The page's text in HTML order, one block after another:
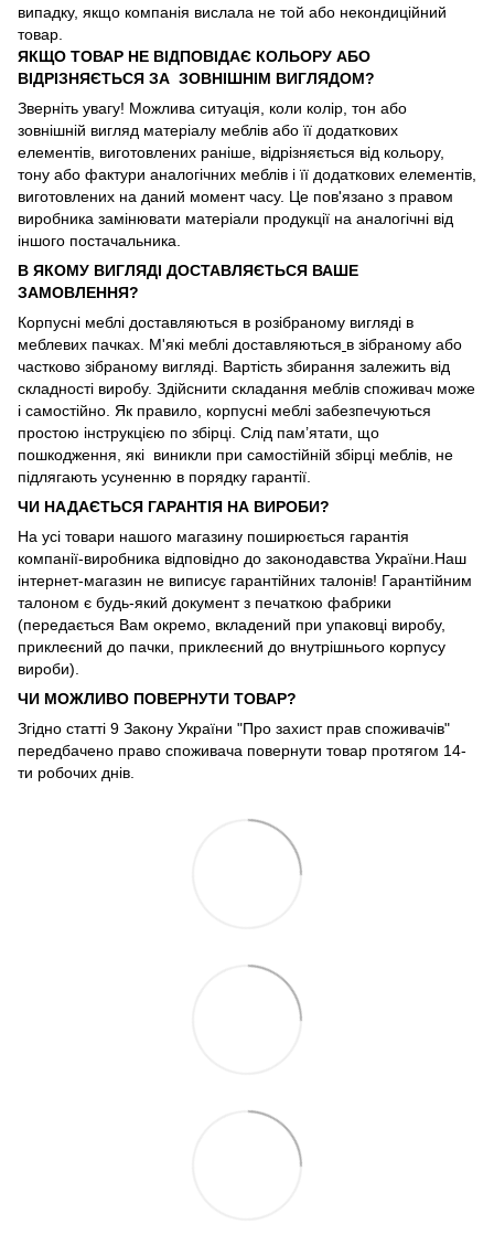
випадку, якщо компанія вислала не той або некондиційний
товар.
ЯКЩО ТОВАР НЕ ВІДПОВІДАЄ КОЛЬОРУ АБО
ВІДРІЗНЯЄТЬСЯ ЗА ЗОВНІШНІМ ВИГЛЯДОМ?
Зверніть увагу! Можлива ситуація, коли колір, тон або
зовнішній вигляд матеріалу меблів або її додаткових
елементів, виготовлених раніше, відрізняється від кольору,
тону або фактури аналогічних меблів і її додаткових елементів,
виготовлених на даний момент часу. Це пов'язано з правом
виробника замінювати матеріали продукції на аналогічні від
іншого постачальника.
В ЯКОМУ ВИГЛЯДІ ДОСТАВЛЯЄТЬСЯ ВАШЕ
ЗАМОВЛЕННЯ?
Корпусні меблі доставляються в розібраному вигляді в
меблевих пачках. М'які меблі доставляються в зібраному або
частково зібраному вигляді. Вартість збирання залежить від
складності виробу. Здійснити складання меблів споживач може
і самостійно. Як правило, корпусні меблі забезпечуються
простою інструкцією по збірці. Слід пам’ятати, що
пошкодження, які виникли при самостійній збірці меблів, не
підлягають усуненню в порядку гарантії.
ЧИ НАДАЄТЬСЯ ГАРАНТІЯ НА ВИРОБИ?
На усі товари нашого магазину поширюється гарантія
компанії-виробника відповідно до законодавства України.Наш
інтернет-магазин не виписує гарантійних талонів! Гарантійним
талоном є будь-який документ з печаткою фабрики
(передається Вам окремо, вкладений при упаковці виробу,
приклеєний до пачки, приклеєний до внутрішнього корпусу
вироби).
ЧИ МОЖЛИВО ПОВЕРНУТИ ТОВАР?
Згідно статті 9 Закону України "Про захист прав споживачів"
передбачено право споживача повернути товар протягом 14-
ти робочих днів.